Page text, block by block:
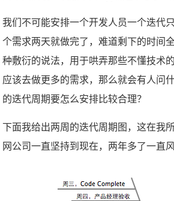
我们不可能安排一个开发人员一个迭代
个需求两天就做完了，难道剩下的时间
种敷衍的说法，用于哄弄那些不懂技术
应该去做更多的需求，那么就会有人问
的迭代周期要怎么安排比较合理？
下面我给出两周的迭代周期图，这在我
网公司一直坚持到现在，两年多了一直风